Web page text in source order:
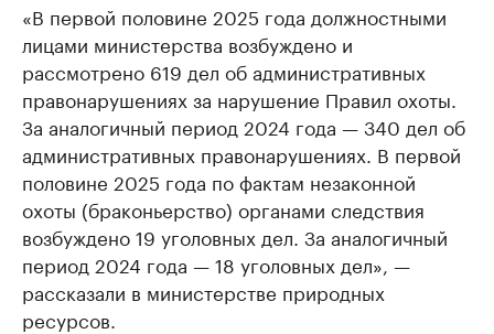
«В первой половине 2025 года должностными
лицами министерства возбуждено и
рассмотрено 619 дел об административных
правонарушениях за нарушение Правил охоты.
За аналогичный период 2024 года — 340 дел об
административных правонарушениях. В первой
половине 2025 года по фактам незаконной
охоты (браконьерство) органами следствия
возбуждено 19 уголовных дел. За аналогичный
период 2024 года — 18 уголовных дел», —
рассказали в министерстве природных
ресурсов.